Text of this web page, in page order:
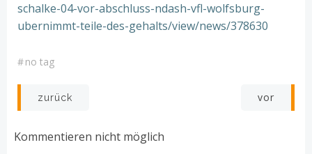
schalke-04-vor-abschluss-ndash-vfl-wolfsburg-
ubernimmt-teile-des-gehalts/view/news/378630
#no tag
Post
navigation
zurück
navigation
vor
Kommentieren nicht möglich